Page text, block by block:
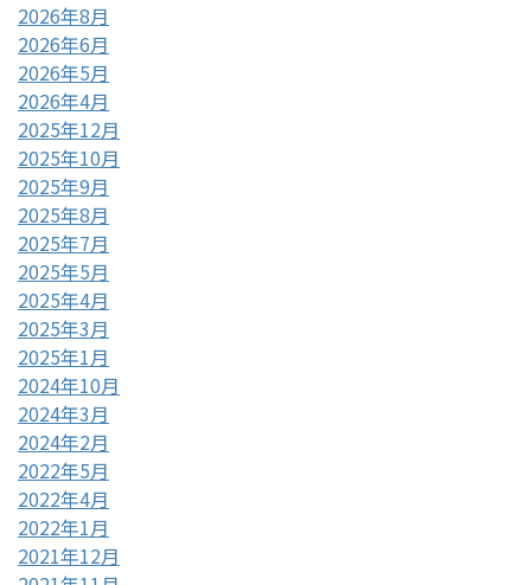
2026年8月
2026年6月
2026年5月
2026年4月
2025年12月
2025年10月
2025年9月
2025年8月
2025年7月
2025年5月
2025年4月
2025年3月
2025年1月
2024年10月
2024年3月
2024年2月
2022年5月
2022年4月
2022年1月
2021年12月